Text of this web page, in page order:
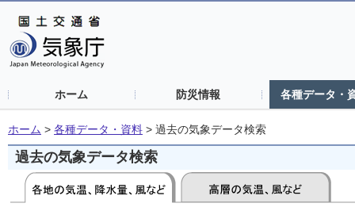
ホーム 防災情報 各種データ・
ホーム > 各種データ・資料 > 過去の気象データ検索
過去の気象データ検索